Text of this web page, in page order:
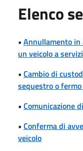
Elenco
• Annullamento
un veicolo a
• Cambio di
sequestro o
• Comunicazione
• Conferma di
veicolo